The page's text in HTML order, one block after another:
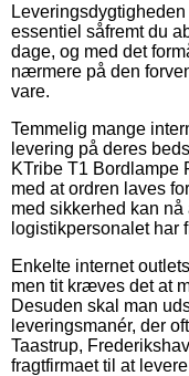
essentiel såfremt du
dage, og med det
nærmere på den
vare.
Temmelig mange
levering på deres
KTribe T1 Bordlampe
med at ordren laves
med sikkerhed kan
logistikpersonalet har
Enkelte internet
men tit kræves det at
Desuden skal man
leveringsmanér, der
Taastrup,
fragtfirmaet til at